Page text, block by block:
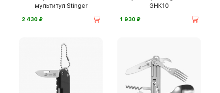
мультитул Stinger
2 430 ⃏
GHK10
1 930 ⃏